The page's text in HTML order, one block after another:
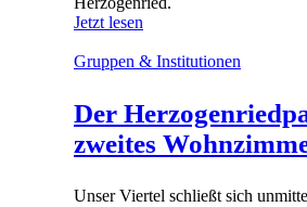
Jetzt lesen
Gruppen & Institutionen
Der
zweites
Unser Viertel schließt sich